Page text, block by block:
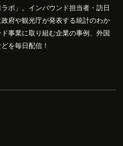
ボ」。インバウンド担当者・訪日
府や観光庁が発表する統計のわか
事業に取り組む企業の事例、外国
を毎日配信！